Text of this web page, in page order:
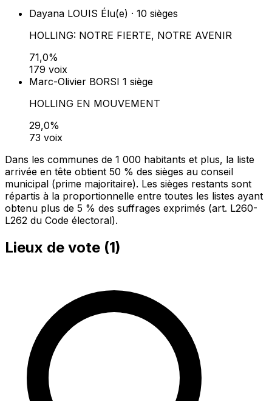
Dayana LOUIS Élu(e) · 10 sièges
HOLLING: NOTRE FIERTE, NOTRE AVENIR
71,0%
179 voix
Marc-Olivier BORSI 1 siège
HOLLING EN MOUVEMENT
29,0%
73 voix
Dans les communes de 1 000 habitants et plus, la liste
arrivée en tête obtient 50 % des sièges au conseil
municipal (prime majoritaire). Les sièges restants sont
répartis à la proportionnelle entre toutes les listes ayant
obtenu plus de 5 % des suffrages exprimés (art. L260-
L262 du Code électoral).
Lieux de vote (1)